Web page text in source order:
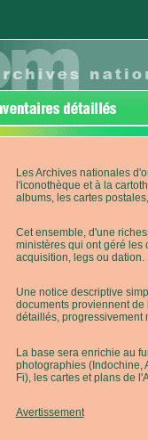
Les Archives nationales
l'iconothèque et à la
albums, les cartes
Cet ensemble, d'une
ministères qui ont géré les
acquisition, legs ou dation.
Une notice descriptive
documents proviennent
détaillés, progressivement
La base sera enrichie au
photographies (Indochine,
Fi), les cartes et plans de
Avertissement